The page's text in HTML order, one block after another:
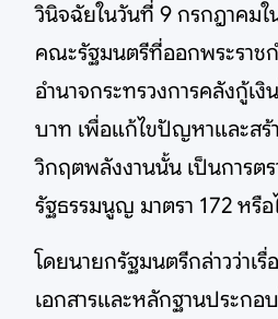
วินิจฉัยในวันที่ 9 กรกฎาคมใ
คณะรัฐมนตรีที่ออกพระราช
อำนาจกระทรวงการคลังกู้เ
บาท เพื่อแก้ไขปัญหาและสร้
วิกฤตพลังงานนั้น เป็นการต
รัฐธรรมนูญ มาตรา 172 หรือ
โดยนายกรัฐมนตรีกล่าวว่าเ
เอกสารและหลักฐานประกอ